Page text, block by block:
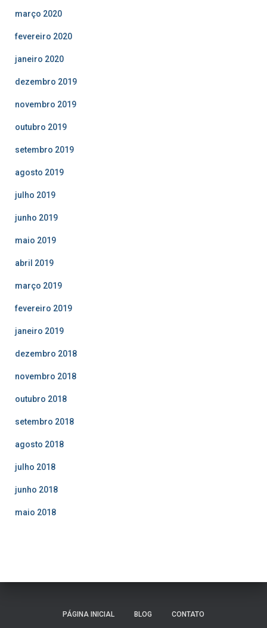
março 2020
fevereiro 2020
janeiro 2020
dezembro 2019
novembro 2019
outubro 2019
setembro 2019
agosto 2019
julho 2019
junho 2019
maio 2019
abril 2019
março 2019
fevereiro 2019
janeiro 2019
dezembro 2018
novembro 2018
outubro 2018
setembro 2018
agosto 2018
julho 2018
junho 2018
maio 2018
PÁGINA INICIAL BLOG CONTATO